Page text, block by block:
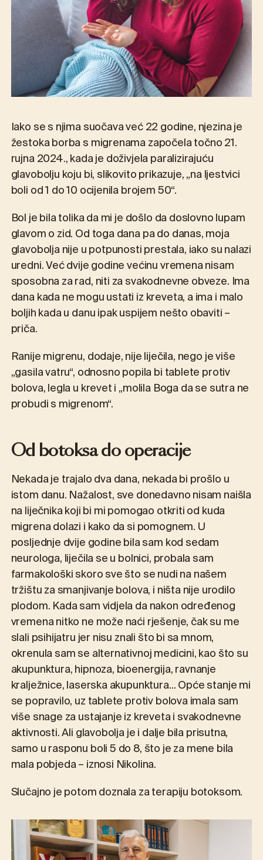
Iako se s njima suočava već 22 godine, njezina je
žestoka borba s migrenama započela točno 21.
rujna 2024., kada je doživjela paralizirajuću
glavobolju koju bi, slikovito prikazuje, „na ljestvici
boli od 1 do 10 ocijenila brojem 50“.
Bol je bila tolika da mi je došlo da doslovno lupam
glavom o zid. Od toga dana pa do danas, moja
glavobolja nije u potpunosti prestala, iako su nalazi
uredni. Već dvije godine većinu vremena nisam
sposobna za rad, niti za svakodnevne obveze. Ima
dana kada ne mogu ustati iz kreveta, a ima i malo
boljih kada u danu ipak uspijem nešto obaviti –
priča.
Ranije migrenu, dodaje, nije liječila, nego je više
„gasila vatru“, odnosno popila bi tablete protiv
bolova, legla u krevet i „molila Boga da se sutra ne
probudi s migrenom“.
Od botoksa do operacije
Nekada je trajalo dva dana, nekada bi prošlo u
istom danu. Nažalost, sve donedavno nisam naišla
na liječnika koji bi mi pomogao otkriti od kuda
migrena dolazi i kako da si pomognem. U
posljednje dvije godine bila sam kod sedam
neurologa, liječila se u bolnici, probala sam
farmakološki skoro sve što se nudi na našem
tržištu za smanjivanje bolova, i ništa nije urodilo
plodom. Kada sam vidjela da nakon određenog
vremena nitko ne može naći rješenje, čak su me
slali psihijatru jer nisu znali što bi sa mnom,
okrenula sam se alternativnoj medicini, kao što su
akupunktura, hipnoza, bioenergija, ravnanje
kralježnice, laserska akupunktura… Opće stanje mi
se popravilo, uz tablete protiv bolova imala sam
više snage za ustajanje iz kreveta i svakodnevne
aktivnosti. Ali glavobolja je i dalje bila prisutna,
samo u rasponu boli 5 do 8, što je za mene bila
mala pobjeda – iznosi Nikolina.
Slučajno je potom doznala za terapiju botoksom.